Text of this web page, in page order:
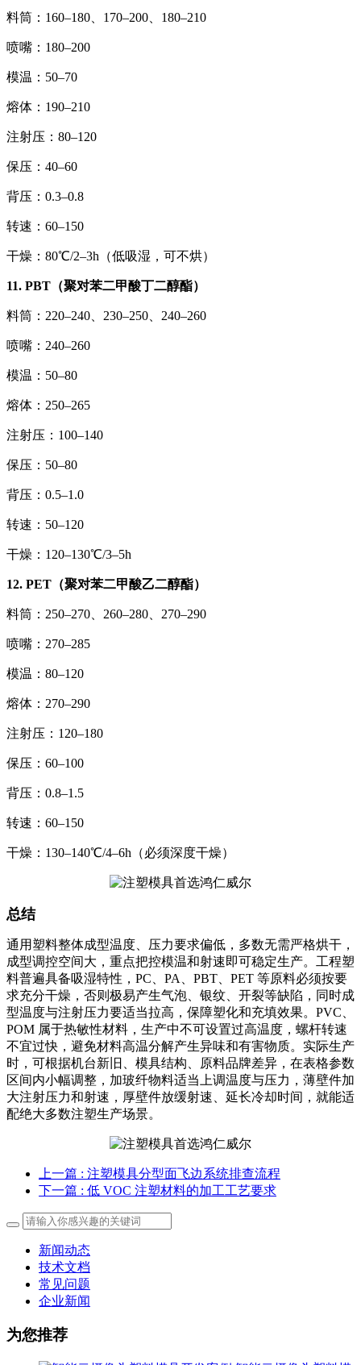
料筒：160–180、170–200、180–210
喷嘴：180–200
模温：50–70
熔体：190–210
注射压：80–120
保压：40–60
背压：0.3–0.8
转速：60–150
干燥：80℃/2–3h（低吸湿，可不烘）
11. PBT（聚对苯二甲酸丁二醇酯）
料筒：220–240、230–250、240–260
喷嘴：240–260
模温：50–80
熔体：250–265
注射压：100–140
保压：50–80
背压：0.5–1.0
转速：50–120
干燥：120–130℃/3–5h
12. PET（聚对苯二甲酸乙二醇酯）
料筒：250–270、260–280、270–290
喷嘴：270–285
模温：80–120
熔体：270–290
注射压：120–180
保压：60–100
背压：0.8–1.5
转速：60–150
干燥：130–140℃/4–6h（必须深度干燥）
总结
通用塑料整体成型温度、压力要求偏低，多数无需严格烘干，
成型调控空间大，重点把控模温和射速即可稳定生产。工程塑
料普遍具备吸湿特性，PC、PA、PBT、PET 等原料必须按要
求充分干燥，否则极易产生气泡、银纹、开裂等缺陷，同时成
型温度与注射压力要适当拉高，保障塑化和充填效果。PVC、
POM 属于热敏性材料，生产中不可设置过高温度，螺杆转速
不宜过快，避免材料高温分解产生异味和有害物质。实际生产
时，可根据机台新旧、模具结构、原料品牌差异，在表格参数
区间内小幅调整，加玻纤物料适当上调温度与压力，薄壁件加
大注射压力和射速，厚壁件放缓射速、延长冷却时间，就能适
配绝大多数注塑生产场景。
上一篇 : 注塑模具分型面飞边系统排查流程
下一篇 : 低 VOC 注塑材料的加工工艺要求
新闻动态
技术文档
常见问题
企业新闻
为您推荐